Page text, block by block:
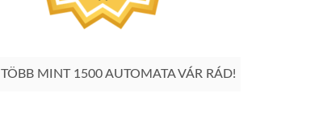
TÖBB MINT 1500 AUTOMATA VÁR RÁD!